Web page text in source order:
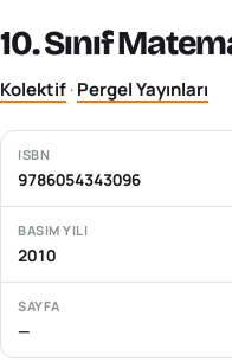
10. Sınıf
Kolektif·Pergel Yayınları
ISBN
9786054343096
BASIM YILI
2010
SAYFA
—